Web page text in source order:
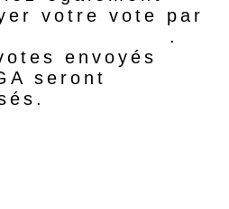
votre vote par
.
envoyés
seront